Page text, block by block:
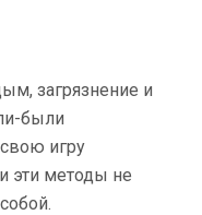
загрязнение и
были
игру
эти методы не